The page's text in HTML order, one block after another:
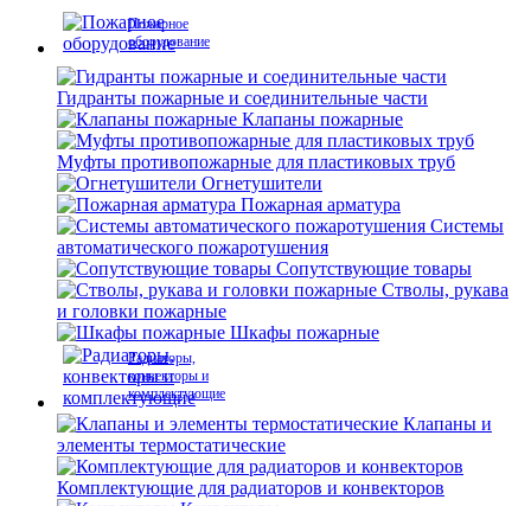
Пожарное
оборудование
Гидранты пожарные и соединительные части
Клапаны пожарные
Муфты противопожарные для пластиковых труб
Огнетушители
Пожарная арматура
Системы
автоматического пожаротушения
Сопутствующие товары
Стволы, рукава
и головки пожарные
Шкафы пожарные
Радиаторы,
конвекторы и
комплектующие
Клапаны и
элементы термостатические
Комплектующие для радиаторов и конвекторов